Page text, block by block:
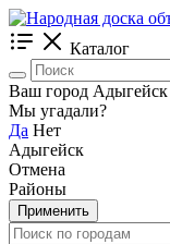
Каталог
Ваш город Адыгейск
Мы угадали?
Да Нет
Адыгейск
Отмена
Районы
Применить